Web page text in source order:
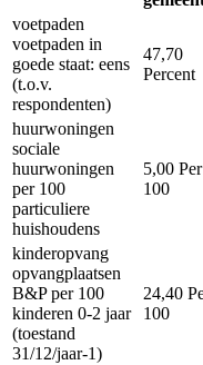
voetpaden
voetpaden in
goede staat: eens
(t.o.v.
respondenten)
47,70
Percent
huurwoningen
sociale
huurwoningen
per 100
particuliere
huishoudens
5,00 Per
100
kinderopvang
opvangplaatsen
B&P per 100
kinderen 0-2 jaar
(toestand
31/12/jaar-1)
24,40
100